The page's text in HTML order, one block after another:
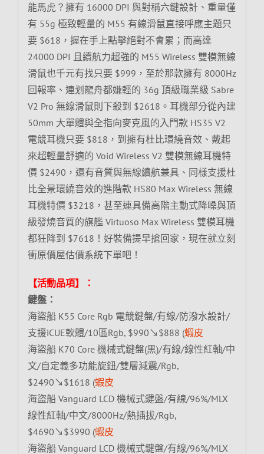
能馬虎？擁有 16000 DPI 與對稱六鍵設計、重量僅
有 55g 極致輕量的 M55 有線滑鼠直接呼應主題只
要 $618，握在手上點擊絕對不會累；而高達
24000 DPI 且續航力超強的 M55 Wireless 雙模無線
滑鼠也千元有找只要 $999，至於那款擁有 8000Hz
回報率、連划龍舟都嫌輕的 36g 頂級職業級 Sabre
V2 Pro 無線滑鼠則下殺到 $2618。耳機部分從內建
50mm 大單體與全指向麥克風的入門款 HS35 V2
電競耳機只要 $818，到擁有杜比環繞音效、戴起
來超輕量舒適的 Void Wireless V2 雙模無線耳機特
價 $2490，還有音質與無線續航兼具、同樣支援杜
比全景環繞音效的進階款 HS80 Max Wireless 無線
耳機特價 $3218，甚至連具備高階主動式降噪與頂
級發燒音質的旗艦 Virtuoso Max Wireless 雙模耳機
都狂降到 $7618！好裝備提早搶回家，現在就立刻
衝原價屋估價系統下單吧！
【活動品項】：
鍵盤：
海盜船 K55 Core Rgb 電競鍵盤/有線/防潑水設計/
支援iCUE軟體/10區Rgb, $990↘$888 (蝦皮
海盜船 K70 Core 機械式鍵盤(黑)/有線/線性紅軸/中
文/自定義多功能旋鈕/雙層減震/Rgb,
$2490↘$1618 (蝦皮
海盜船 Vanguard LCD 機械式鍵盤/有線/96%/MLX
線性紅軸/中文/8000Hz/熱插拔/Rgb,
$4690↘$3990 (蝦皮
海盜船 Vanguard LCD 機械式鍵盤/有線/96%/MLX